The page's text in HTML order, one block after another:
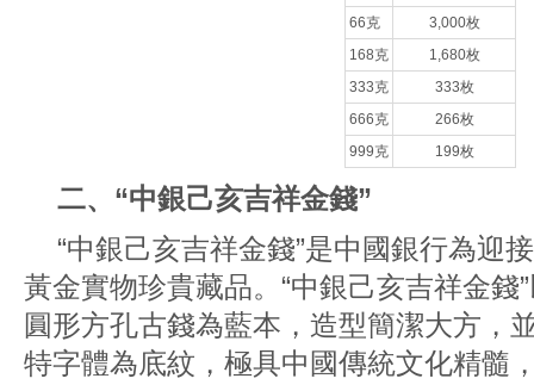
66克
3,000枚
168克
1,680枚
333克
333枚
666克
266枚
999克
199枚
二、“中銀己亥吉祥金錢”
“中銀己亥吉祥金錢”是中國銀行為迎
黃金實物珍貴藏品。“中銀己亥吉祥金錢
圓形方孔古錢為藍本，造型簡潔大方，
特字體為底紋，極具中國傳統文化精髓